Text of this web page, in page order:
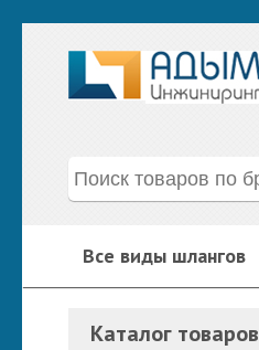
Все виды шлангов
Каталог товаров